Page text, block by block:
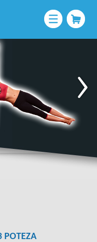
POTEZA